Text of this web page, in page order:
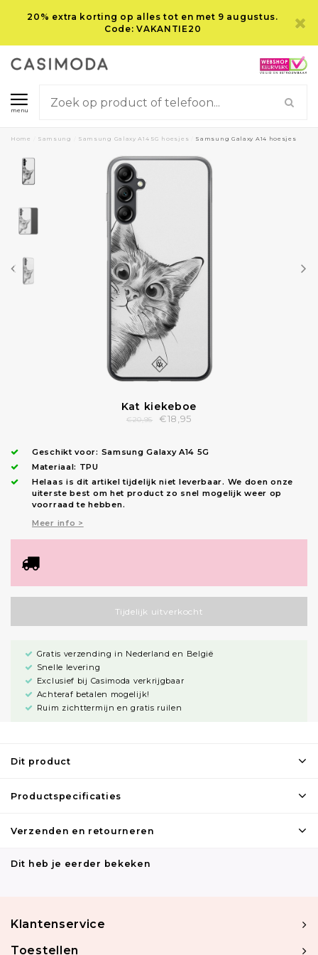
20% extra korting op alles tot en met 9 augustus.
Code: VAKANTIE20
menu
Home Samsung Samsung Galaxy A14 5G hoesjes Samsung Galaxy A14 hoesjes
Kat kiekeboe
€20,95 €18,95
Geschikt voor: Samsung Galaxy A14 5G
Materiaal: TPU
Helaas is dit artikel tijdelijk niet leverbaar. We doen onze
uiterste best om het product zo snel mogelijk weer op
voorraad te hebben.
Meer info >
Tijdelijk uitverkocht
Gratis verzending in Nederland en België
Snelle levering
Exclusief bij Casimoda verkrijgbaar
Achteraf betalen mogelijk!
Ruim zichttermijn en gratis ruilen
Dit product
Productspecificaties
Verzenden en retourneren
Dit heb je eerder bekeken
Klantenservice
Toestellen